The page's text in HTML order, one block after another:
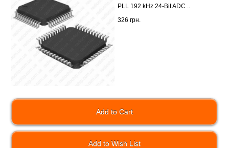
Add to Wish List
326 грн.
PLL 192 kHz 24-Bit ADC ..